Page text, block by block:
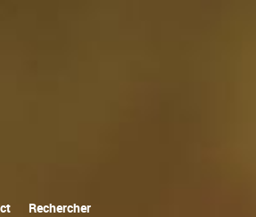
Rechercher